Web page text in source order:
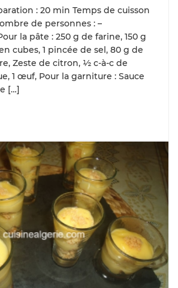
: 20 min Temps de cuisson
de personnes : –
la pâte : 250 g de farine, 150 g
cubes, 1 pincée de sel, 80 g de
Zeste de citron, ½ c-à-c de
1 œuf, Pour la garniture : Sauce
[…]